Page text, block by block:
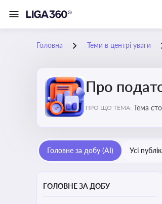
Головна Теми в центрі уваги
Про
ПРО ЩО ТЕМА: Тема
Головне за добу (AI) Усі
ГОЛОВНЕ ЗА ДОБУ